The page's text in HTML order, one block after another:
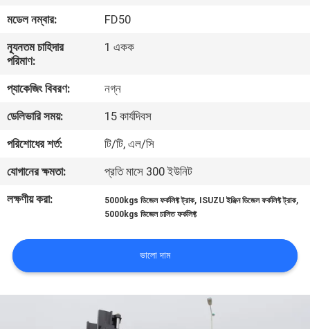
কারখানা
ভ্রমণ
মান
নিয়ন্ত্রণ
সাইট
ম্যাপ
PRIVACY
POLICY
মডেল নম্বার:
FD50
ন্যূনতম চাহিদার
পরিমাণ:
1 একক
প্যাকেজিং বিবরণ:
নগ্ন
ডেলিভারি সময়:
15 কার্যদিবস
পরিশোধের শর্ত:
টি/টি, এল/সি
যোগানের ক্ষমতা:
প্রতি মাসে 300 ইউনিট
লক্ষণীয় করা:
5000kgs ডিজেল ফর্কলিফ্ট ট্রাক, ISUZU ইঞ্জিন ডিজেল ফর্কলিফ্ট ট্রাক,
5000kgs ডিজেল চালিত ফর্কলিফ্ট
ভালো দাম